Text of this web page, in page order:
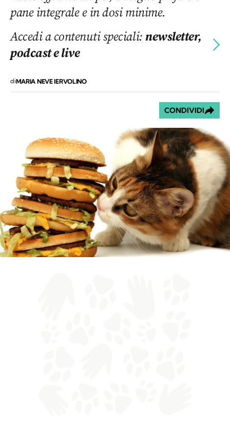
pane integrale e in dosi minime.
Accedi a contenuti speciali:newsletter,
podcast e live
diMARIA NEVE IERVOLINO
CONDIVIDI